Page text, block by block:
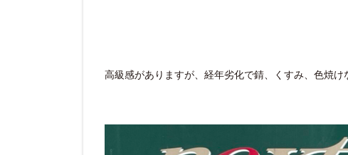
高級感がありますが、経年劣化で錆、くすみ、色焼け